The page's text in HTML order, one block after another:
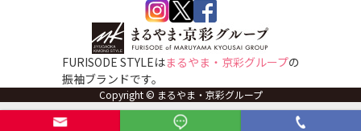
FURISODE STYLEはまるやま・京彩グループの
振袖ブランドです。
Copyright © まるやま・京彩グループ